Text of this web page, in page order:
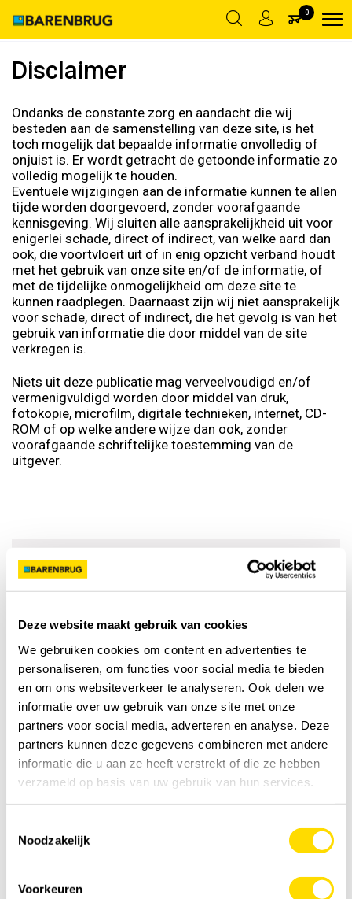
Deze website maakt gebruik van cookies
We gebruiken cookies om content en advertenties te
personaliseren, om functies voor social media te bieden
en om ons websiteverkeer te analyseren. Ook delen we
informatie over uw gebruik van onze site met onze
partners voor social media, adverteren en analyse. Deze
partners kunnen deze gegevens combineren met andere
informatie die u aan ze heeft verstrekt of die ze hebben
verzameld op basis van uw gebruik van hun services.
Noodzakelijk
Voorkeuren
ACCOUNT AANMAKEN
0
Disclaimer Terug
Disclaimer
Ondanks de constante zorg en aandacht die wij
besteden aan de samenstelling van deze site, is het
toch mogelijk dat bepaalde informatie onvolledig of
onjuist is. Er wordt getracht de getoonde informatie zo
volledig mogelijk te houden.
Eventuele wijzigingen aan de informatie kunnen te allen
tijde worden doorgevoerd, zonder voorafgaande
kennisgeving. Wij sluiten alle aansprakelijkheid uit voor
enigerlei schade, direct of indirect, van welke aard dan
ook, die voortvloeit uit of in enig opzicht verband houdt
met het gebruik van onze site en/of de informatie, of
met de tijdelijke onmogelijkheid om deze site te
kunnen raadplegen. Daarnaast zijn wij niet aansprakelijk
voor schade, direct of indirect, die het gevolg is van het
gebruik van informatie die door middel van de site
verkregen is.
Niets uit deze publicatie mag verveelvoudigd en/of
vermenigvuldigd worden door middel van druk,
fotokopie, microfilm, digitale technieken, internet, CD-
ROM of op welke andere wijze dan ook, zonder
voorafgaande schriftelijke toestemming van de
uitgever.
Abonneer op onze nieuwsbrief
Word fan!
Volg ons op Facebook.